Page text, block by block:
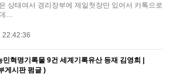
상태여서 경리장부에 제일첫장만 있어서 카톡으로
…
민혁명기록물 9건 세계기록유산 등재 김영희 |
게시판 펌글 )